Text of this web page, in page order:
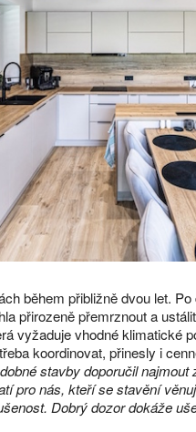
během přibližně dvou let.
přirozeně přemrznout a
vyžaduje vhodné klimatické
koordinovat, přinesly i
stavby doporučil
pro nás, kteří se stavění
Dobrý dozor dokáže